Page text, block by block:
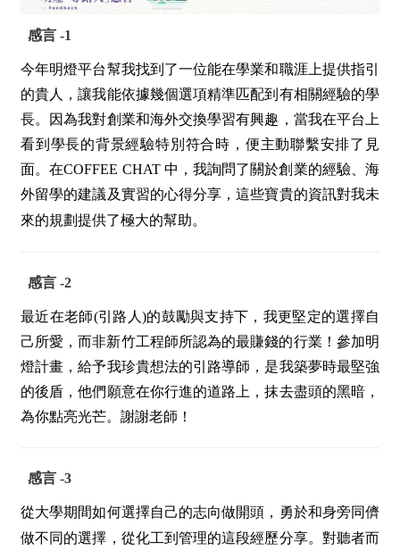
感言 -1
今年明燈平台幫我找到了一位能在學業和職涯上提供指引
的貴人，讓我能依據幾個選項精準匹配到有相關經驗的學
長。 因為我對創業和海外交換學習有興趣，當我在平台上
看到學長的背景經驗特別符合時，便主動聯繫安排了見
面。 在COFFEE CHAT 中，我詢問了關於創業的經驗、海
外留學的建議及實習的心得分享，這些寶貴的資訊對我未
來的規劃提供了極大的幫助。
感言 -2
最近在老師(引路人)的鼓勵與支持下，我更堅定的選擇自
己所愛，而非新竹工程師所認為的最賺錢的行業！ 參加明
燈計畫，給予我珍貴想法的引路導師，是我築夢時最堅強
的後盾，他們願意在你行進的道路上，抹去盡頭的黑暗，
為你點亮光芒。謝謝老師！
感言 -3
從⼤學期間如何選擇⾃⼰的志向做開頭，勇於和⾝旁同儕
做不同的選擇，從化⼯到管理的這段經歷分享。對聽者⽽